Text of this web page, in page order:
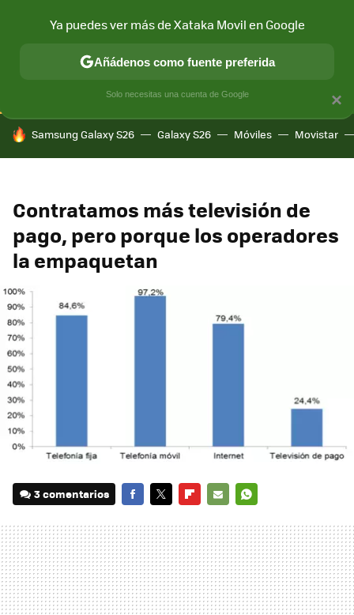
CONECTIVIDAD MÓVIL Y SOCIEDAD APLICACIONES
HOY SE HABLA DE
Samsung Galaxy S26 Galaxy S26 Móviles Movistar
Contratamos más televisión de
pago, pero porque los operadores
la empaquetan
3 comentarios
MAIL
×
Ya puedes ver más de Xataka Movil en Google
Añádenos como fuente preferida
Solo necesitas una cuenta de Google